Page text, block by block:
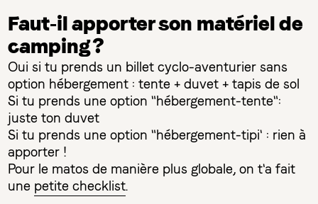
Faut-il apporter son matériel de
camping ?
Oui si tu prends un billet cyclo-aventurier sans
option hébergement : tente + duvet + tapis de sol
Si tu prends une option "hébergement-tente":
juste ton duvet
Si tu prends une option "hébergement-tipi' : rien à
apporter !
Pour le matos de manière plus globale, on t'a fait
une petite checklist.